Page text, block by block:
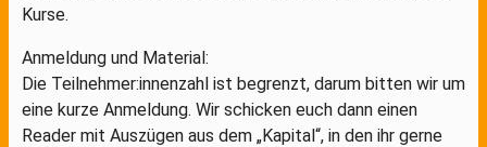
Kurse.
Anmeldung und Material:
Die Teilnehmer:innenzahl ist begrenzt, darum bitten wir um
eine kurze Anmeldung. Wir schicken euch dann einen
Reader mit Auszügen aus dem „Kapital“, in den ihr gerne